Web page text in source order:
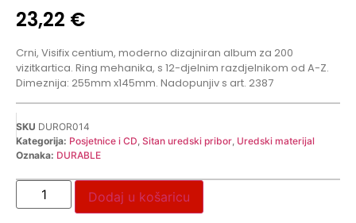
23,22 €
Crni, Visifix centium, moderno dizajniran album za 200
vizitkartica. Ring mehanika, s 12-djelnim razdjelnikom od A-Z.
Dimeznija: 255mm x145mm. Nadopunjiv s art. 2387
SKU DUROR014
Kategorija: Posjetnice i CD Sitan uredski pribor Uredski materijal
Oznaka: DURABLE
Dodaj u košaricu